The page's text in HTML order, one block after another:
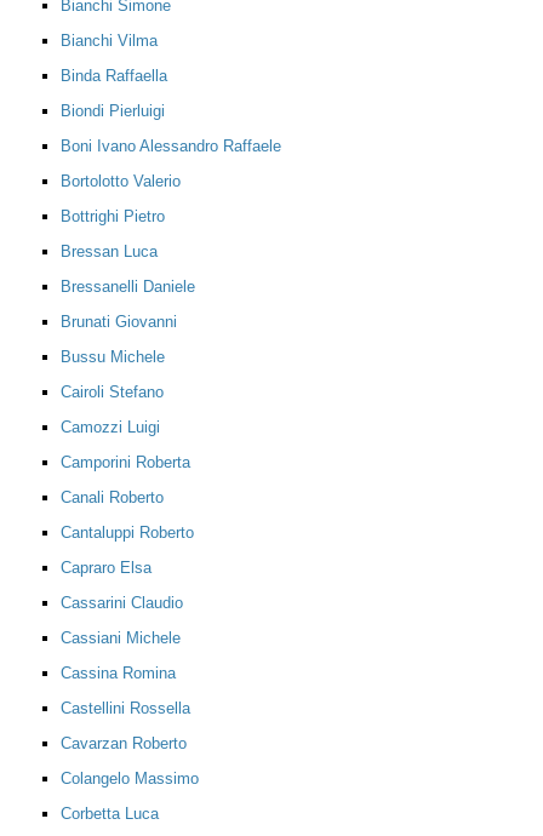
Bianchi Simone
Bianchi Vilma
Binda Raffaella
Biondi Pierluigi
Boni Ivano Alessandro Raffaele
Bortolotto Valerio
Bottrighi Pietro
Bressan Luca
Bressanelli Daniele
Brunati Giovanni
Bussu Michele
Cairoli Stefano
Camozzi Luigi
Camporini Roberta
Canali Roberto
Cantaluppi Roberto
Capraro Elsa
Cassarini Claudio
Cassiani Michele
Cassina Romina
Castellini Rossella
Cavarzan Roberto
Colangelo Massimo
Corbetta Luca